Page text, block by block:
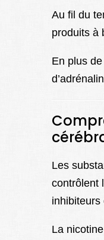
Au fil du
produits à
En plus
Les
contrôlent
inhibiteurs
La